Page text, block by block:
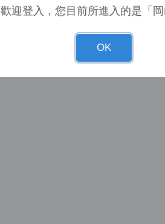
2.系統超過
3.有任何問
歡迎登入，您目前所進入的是「岡
OK